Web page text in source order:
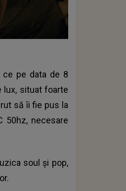
ce pe data de 8
lux, situat foarte
să îi fie pus la
50hz, necesare
soul şi pop,